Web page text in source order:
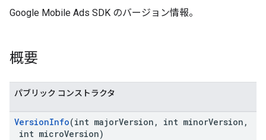
Google Mobile Ads SDK のバージョン情報。
概要
パブリック コンストラクタ
VersionInfo(int majorVersion, int minorVersion,
int microVersion)